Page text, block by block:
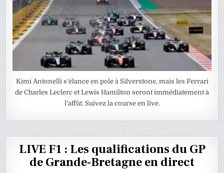
Kimi Antonelli s’élance en pole à Silverstone, mais les Ferrari
de Charles Leclerc et Lewis Hamilton seront immédiatement à
l’affût. Suivez la course en live.
LIVE F1 : Les qualifications du GP
de Grande-Bretagne en direct